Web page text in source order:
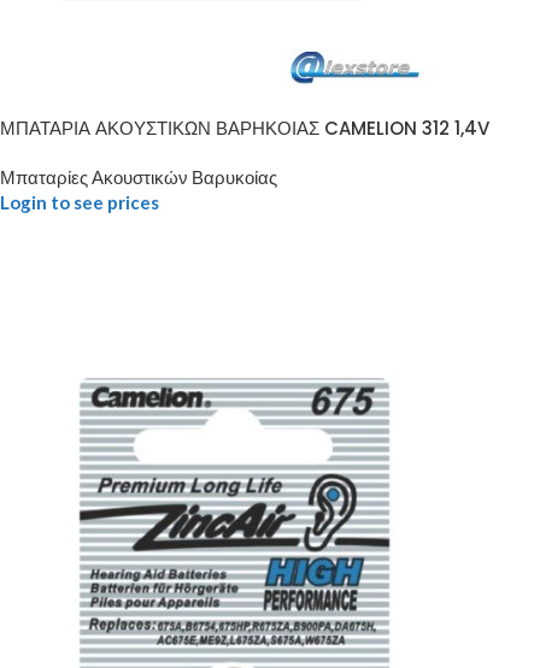
ΜΠΑΤΑΡΙΑ ΑΚΟΥΣΤΙΚΩΝ ΒΑΡΗΚΟΙΑΣ CAMELION 312 1,4V
Μπαταρίες Ακουστικών Βαρυκοίας
Login to see prices